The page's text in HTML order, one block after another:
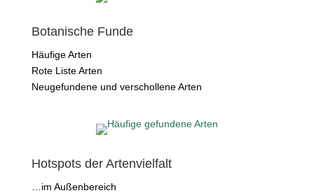
Botanische Funde
Häufige Arten
Rote Liste Arten
Neugefundene und verschollene Arten
Hotspots der Artenvielfalt
…im Außenbereich